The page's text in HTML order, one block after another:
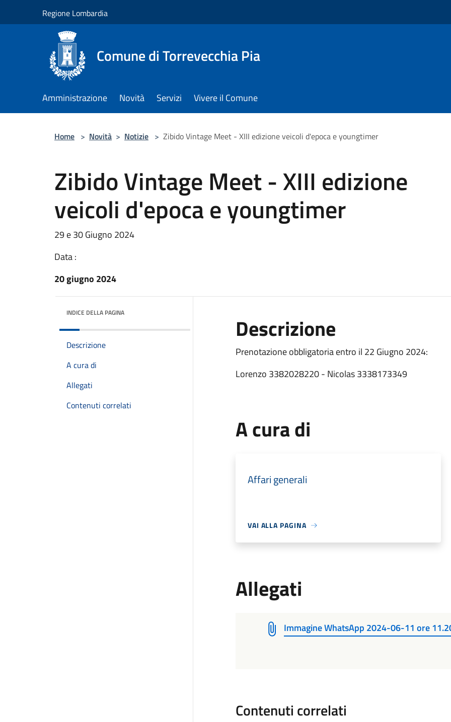
Regione Lombardia
Comune di Torrevecchia Pia
Amministrazione Novità Servizi Vivere il Comune
Home > Novità > Notizie > Zibido Vintage Meet - XIII edizione veicoli d'epoca e youngtimer
Zibido Vintage Meet - XIII edizione
veicoli d'epoca e youngtimer
29 e 30 Giugno 2024
Data :
20 giugno 2024
INDICE DELLA PAGINA
Descrizione
A cura di
Allegati
Contenuti correlati
Descrizione
Prenotazione obbligatoria entro il 22 Giugno 2024:
Lorenzo 3382028220 - Nicolas 3338173349
A cura di
Affari generali
VAI ALLA PAGINA
Allegati
Immagine WhatsApp 2024-06-11 ore
Contenuti correlati